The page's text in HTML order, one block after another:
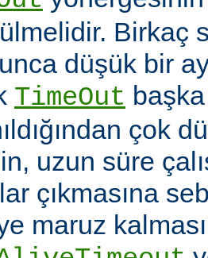
Birkaç
düşük bir
TimeOut
çok
uzun süre
çıkmasına
maruz